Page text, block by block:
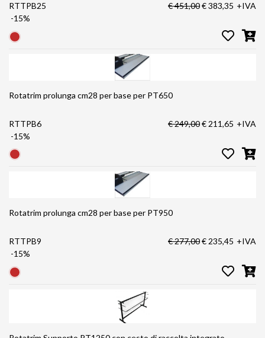
RTTPB25
-15%
€ 451,00€ 383,35 +IVA
Rotatrim prolunga cm28 per base per PT650
RTTPB6
-15%
€ 249,00€ 211,65 +IVA
Rotatrim prolunga cm28 per base per PT950
RTTPB9
-15%
€ 277,00€ 235,45 +IVA